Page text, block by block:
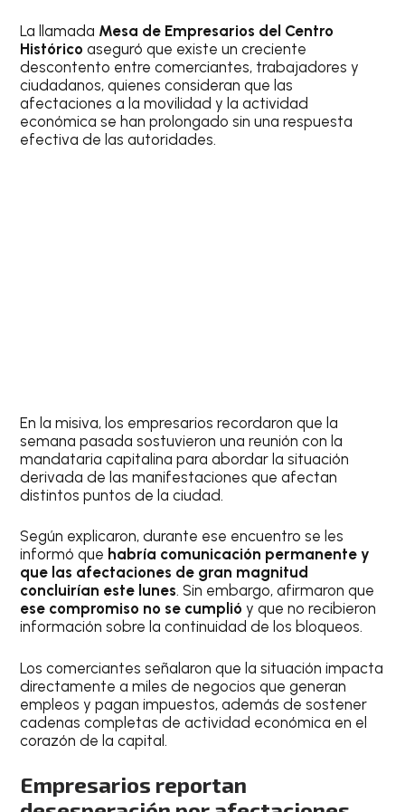
La llamada Mesa de Empresarios del Centro
Histórico aseguró que existe un creciente
descontento entre comerciantes, trabajadores y
ciudadanos, quienes consideran que las
afectaciones a la movilidad y la actividad
económica se han prolongado sin una respuesta
efectiva de las autoridades.
En la misiva, los empresarios recordaron que la
semana pasada sostuvieron una reunión con la
mandataria capitalina para abordar la situación
derivada de las manifestaciones que afectan
distintos puntos de la ciudad.
Según explicaron, durante ese encuentro se les
informó que habría comunicación permanente y
que las afectaciones de gran magnitud
concluirían este lunes. Sin embargo, afirmaron que
ese compromiso no se cumplió y que no recibieron
información sobre la continuidad de los bloqueos.
Los comerciantes señalaron que la situación impacta
directamente a miles de negocios que generan
empleos y pagan impuestos, además de sostener
cadenas completas de actividad económica en el
corazón de la capital.
Empresarios reportan